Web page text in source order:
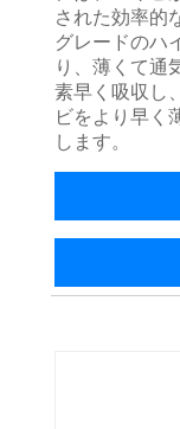
された効率的
グレードのハ
り、薄くて通
素早く吸収し
ビをより早く
します。